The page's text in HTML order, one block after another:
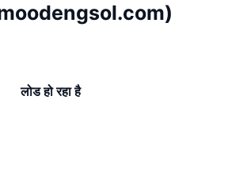
लोड हो रहा है